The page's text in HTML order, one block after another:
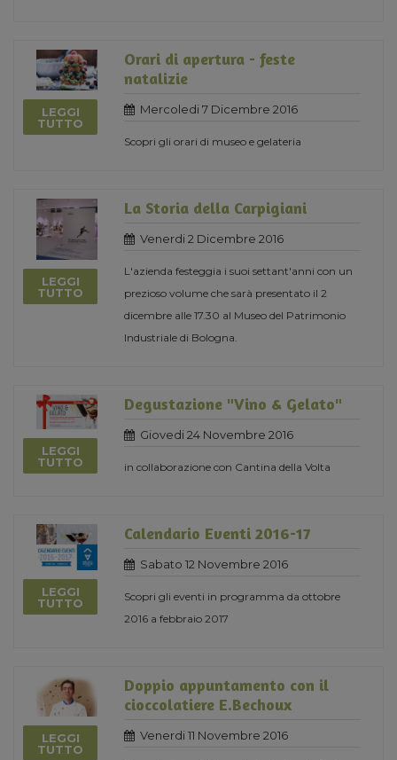
LEGGI
TUTTO
Orari di apertura - feste
natalizie
Mercoledi 7 Dicembre 2016
Scopri gli orari di museo e gelateria
LEGGI
TUTTO
La Storia della Carpigiani
Venerdi 2 Dicembre 2016
L'azienda festeggia i suoi settant'anni con un
prezioso volume che sarà presentato il 2
dicembre alle 17.30 al Museo del Patrimonio
Industriale di Bologna.
LEGGI
TUTTO
Degustazione "Vino & Gelato"
Giovedi 24 Novembre 2016
in collaborazione con Cantina della Volta
LEGGI
TUTTO
Calendario Eventi 2016-17
Sabato 12 Novembre 2016
Scopri gli eventi in programma da ottobre
2016 a febbraio 2017
LEGGI
TUTTO
Doppio appuntamento con il
cioccolatiere E.Bechoux
Venerdi 11 Novembre 2016